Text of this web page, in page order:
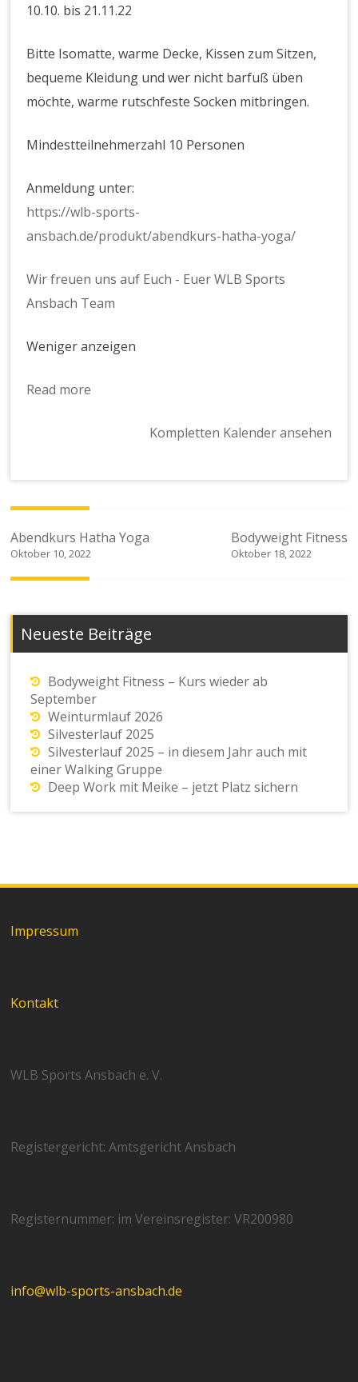
10.10. bis 21.11.22
Bitte Isomatte, warme Decke, Kissen zum Sitzen,
bequeme Kleidung und wer nicht barfuß üben
möchte, warme rutschfeste Socken mitbringen.
Mindestteilnehmerzahl 10 Personen
Anmeldung unter:
https://wlb-sports-
ansbach.de/produkt/abendkurs-hatha-yoga/
Wir freuen uns auf Euch - Euer WLB Sports
Ansbach Team
Weniger anzeigen
Read more
Kompletten Kalender ansehen
Beitragsnavigation
Abendkurs Hatha Yoga
Oktober 10, 2022
Bodyweight Fitness
Oktober 18, 2022
Neueste Beiträge
Bodyweight Fitness – Kurs wieder ab
September
Weinturmlauf 2026
Silvesterlauf 2025
Silvesterlauf 2025 – in diesem Jahr auch mit
einer Walking Gruppe
Deep Work mit Meike – jetzt Platz sichern
Impressum
Kontakt
WLB Sports Ansbach e. V.
Registergericht: Amtsgericht Ansbach
Registernummer: im Vereinsregister: VR200980
info@wlb-sports-ansbach.de